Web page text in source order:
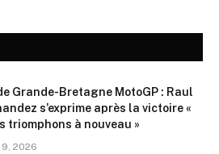
Grande-Bretagne MotoGP : Raul
s’exprime après la victoire «
triomphons à nouveau »
2026